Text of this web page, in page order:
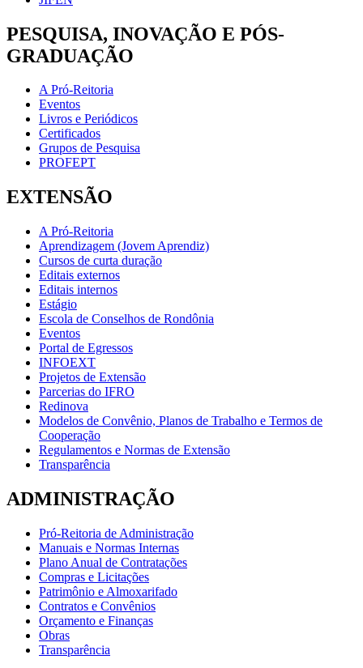
PESQUISA, INOVAÇÃO E PÓS-
GRADUAÇÃO
A Pró-Reitoria
Eventos
Livros e Periódicos
Certificados
Grupos de Pesquisa
PROFEPT
EXTENSÃO
A Pró-Reitoria
Aprendizagem (Jovem Aprendiz)
Cursos de curta duração
Editais externos
Editais internos
Estágio
Escola de Conselhos de Rondônia
Eventos
Portal de Egressos
INFOEXT
Projetos de Extensão
Parcerias do IFRO
Redinova
Modelos de Convênio, Planos de Trabalho e Termos de
Cooperação
Regulamentos e Normas de Extensão
Transparência
ADMINISTRAÇÃO
Pró-Reitoria de Administração
Manuais e Normas Internas
Plano Anual de Contratações
Compras e Licitações
Patrimônio e Almoxarifado
Contratos e Convênios
Orçamento e Finanças
Obras
Transparência